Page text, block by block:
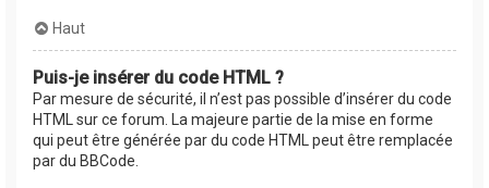
Haut
Puis-je insérer du code HTML ?
Par mesure de sécurité, il n’est pas possible d’insérer du code
HTML sur ce forum. La majeure partie de la mise en forme
qui peut être générée par du code HTML peut être remplacée
par du BBCode.